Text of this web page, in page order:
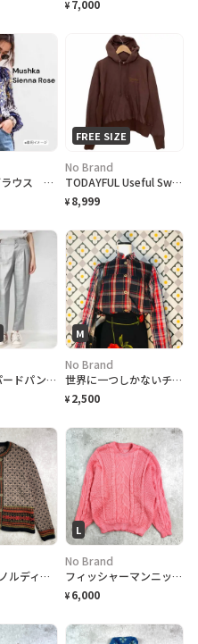
¥ 7,000
総柄シアーブラウス Mushka by Sienna Rose
FREE SIZE
No Brand
TODAYFUL Useful Sweat Parka ブラウン ロゴ 刺繍
¥ 8,999
グレーテーパードパンツ by Jena espase marveilleux
M
No Brand
世界に一つしかないチェックシャツ
¥ 2,500
Cambridge ノルディック柄 チロル ウールニットカーディガン レディースXL
L
No Brand
フィッシャーマンニットセーター メンズS相当 レディースL相当
¥ 6,000